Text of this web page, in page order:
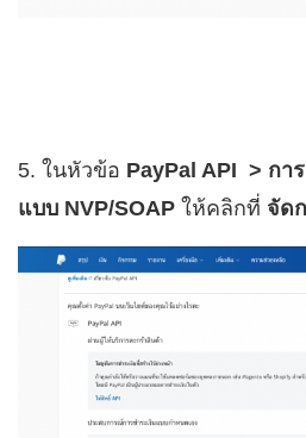
5. ในหัวข้อ PayPal API > กา
แบบ NVP/SOAP ให้คลิกที่ จัด